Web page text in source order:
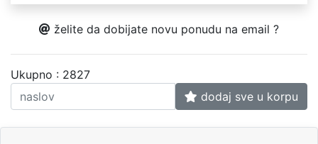
želite da dobijate novu ponudu na email ?
Ukupno : 2827
dodaj sve u korpu